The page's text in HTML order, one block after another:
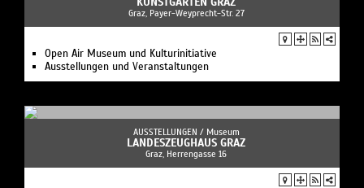
Gegenwart der Geschichte: Das Landeszeughaus gilt als die
größte erhaltene historische Waffenkammer der Welt.
COSA – CENTER SCIENCE ACTIVITIES
Graz, Joanneumsviertel
Ein Science Center, in dem Technik und Naturwissenschaften
auf außergewöhnliche Weise erlebt werden können